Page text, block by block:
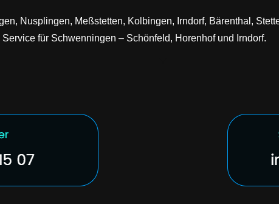
Nusplingen, Meßstetten, Kolbingen, Irndorf, Bärenthal,
für Schwenningen – Schönfeld, Horenhof und Irndorf.